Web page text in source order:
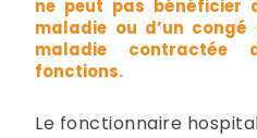
ne peut pas bénéficier
maladie ou d’un
maladie contractée
fonctions.
Le fonctionnaire